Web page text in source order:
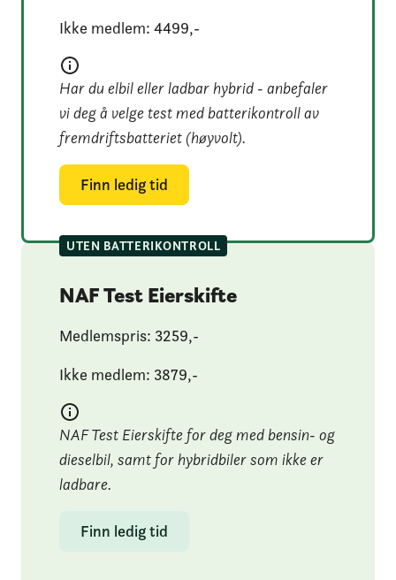
Ikke medlem: 4499,-
Har du elbil eller ladbar hybrid - anbefaler
vi deg å velge test med batterikontroll av
fremdriftsbatteriet (høyvolt).
Finn ledig tid
UTEN BATTERIKONTROLL
NAF Test Eierskifte
Medlemspris: 3259,-
Ikke medlem: 3879,-
NAF Test Eierskifte for deg med bensin- og
dieselbil, samt for hybridbiler som ikke er
ladbare.
Finn ledig tid